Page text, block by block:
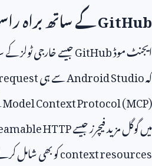
GitHubکے ساتھ براہ
ایجنٹ موڈGitHubجیسے خارجی ٹولز
کہAndroid Studioسے ہی
Model Context Protocol (MCP)
میں گوگل مزید فیچرز جیسےHTTP
context resourcesکو بھی شامل